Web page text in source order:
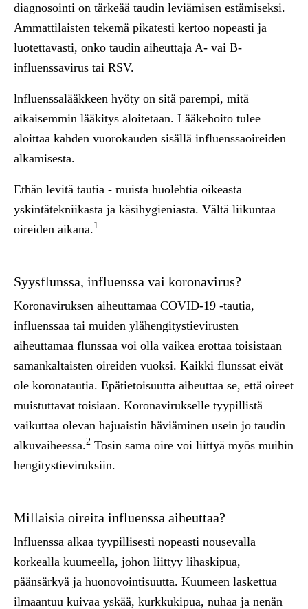
diagnosointi on tärkeää taudin leviämisen estämiseksi.
Ammattilaisten tekemä pikatesti kertoo nopeasti ja
luotettavasti, onko taudin aiheuttaja A- vai B-
influenssavirus tai RSV.
lnfluenssalääkkeen hyöty on sitä parempi, mitä
aikaisemmin lääkitys aloitetaan. Lääkehoito tulee
aloittaa kahden vuorokauden sisällä influenssaoireiden
alkamisesta.
Ethän levitä tautia - muista huolehtia oikeasta
yskintätekniikasta ja käsihygieniasta. Vältä liikuntaa
oireiden aikana.1
Syysflunssa, influenssa vai koronavirus?
Koronaviruksen aiheuttamaa COVID-19 -tautia,
influenssaa tai muiden ylähengitystievirusten
aiheuttamaa flunssaa voi olla vaikea erottaa toisistaan
samankaltaisten oireiden vuoksi. Kaikki flunssat eivät
ole koronatautia. Epätietoisuutta aiheuttaa se, että oireet
muistuttavat toisiaan. Koronavirukselle tyypillistä
vaikuttaa olevan hajuaistin häviäminen usein jo taudin
alkuvaiheessa.2 Tosin sama oire voi liittyä myös muihin
hengitystieviruksiin.
Millaisia oireita influenssa aiheuttaa?
lnfluenssa alkaa tyypillisesti nopeasti nousevalla
korkealla kuumeella, johon liittyy lihaskipua,
päänsärkyä ja huonovointisuutta. Kuumeen laskettua
ilmaantuu kuivaa yskää, kurkkukipua, nuhaa ja nenän